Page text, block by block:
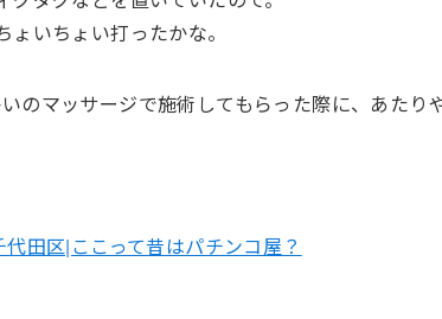
ょいちょい打ったかな。
のマッサージで施術してもらった際に、あたり
田区|ここって昔はパチンコ屋？